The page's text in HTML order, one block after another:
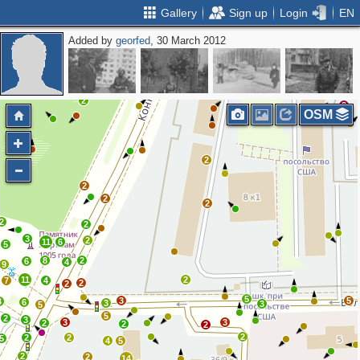
Gallery Sign up Login EN
Added bygeorfed, 30 March 2012
7
9
11
6
5
3 11 6
2
2
2
2
2
3
3
2
4 2
8
2
4
6
3
5
2
3
5
2
2
2
5
2 3
2
4
2
5
2
2
5
3
2
3 5
2
2
2
2
2
2
OSM